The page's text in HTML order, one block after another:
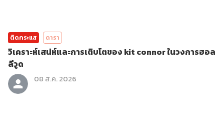
ติดกระแส ดารา
วิเคราะห์เสน่ห์และการเติบโตของ kit connor ในวงการฮอล
ลีวูด
08 ส.ค. 2026